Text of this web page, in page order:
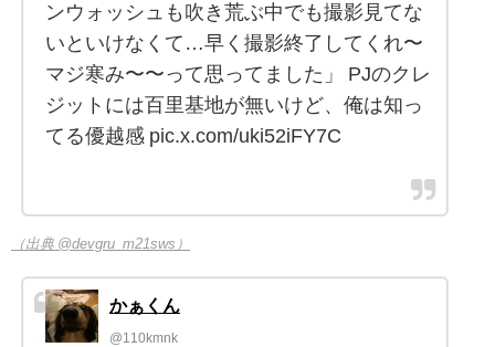
ンウォッシュも吹き荒ぶ中でも撮影見てな
いといけなくて…早く撮影終了してくれ〜
マジ寒み〜〜って思ってました」 PJのクレ
ジットには百里基地が無いけど、俺は知っ
てる優越感 pic.x.com/uki52iFY7C
（出典 @devgru_m21sws）
かぁくん
@110kmnk